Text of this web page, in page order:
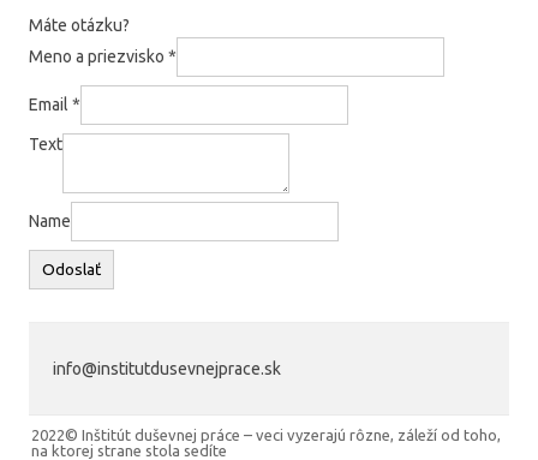
Máte otázku?
Meno a priezvisko *
Email *
Text
Name
Odoslať
info@institutdusevnejprace.sk
2022© Inštitút duševnej práce – veci vyzerajú rôzne, záleží od toho,
na ktorej strane stola sedíte